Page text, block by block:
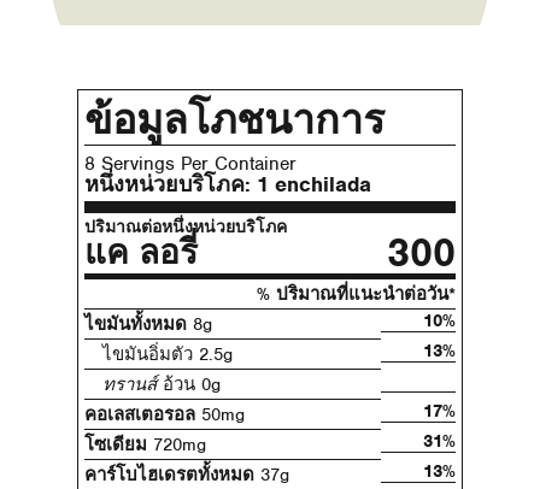
ข้อมูลโภชนาการ
8 Servings Per Container
หนึ่งหน่วยบริโภค: 1 enchilada
ปริมาณต่อหนึ่งหน่วยบริโภค
แค ลอรี่ 300
% ปริมาณที่แนะนําต่อวัน*
ไขมันทั้งหมด 8g
10%
ไขมันอิ่มตัว 2.5g
13%
ทรานส์อ้วน 0g
คอเลสเตอรอล 50mg
17%
โซเดียม 720mg
31%
คาร์โบไฮเดรตทั้งหมด 37g
13%